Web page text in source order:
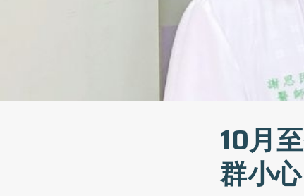
10月
群小